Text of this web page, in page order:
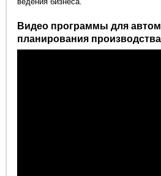
Видео программы для
планирования производства